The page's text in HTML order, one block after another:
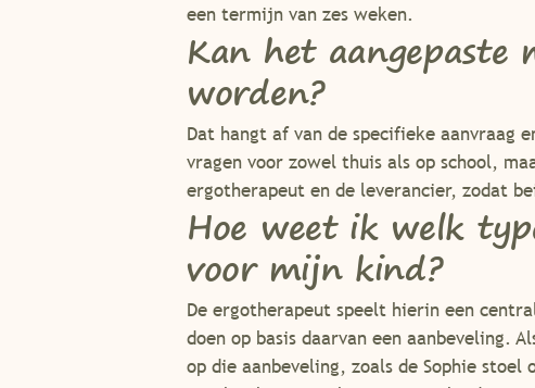
een termijn van zes weken.
Kan het aangepaste
worden?
Dat hangt af van de specifieke aanvraag
vragen voor zowel thuis als op school,
ergotherapeut en de leverancier, zodat
Hoe weet ik welk
voor mijn kind?
De ergotherapeut speelt hierin een
doen op basis daarvan een aanbeveling.
op die aanbeveling, zoals de Sophie